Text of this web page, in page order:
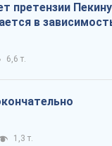
претензии
в
6,6 т.
1,3 т.